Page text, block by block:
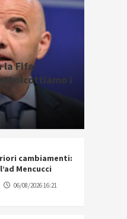
la Fifa:
boicottiamo i
cambiamenti:
Mencucci
06/08/2026 16:21